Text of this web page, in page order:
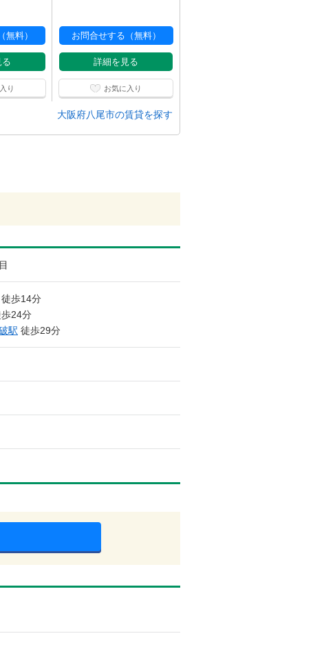
無料）
り
お問合せする（無料）
詳細を見る
お気に入り
大阪府八尾市の賃貸を探す
徒歩14分
24分
駅 徒歩29分